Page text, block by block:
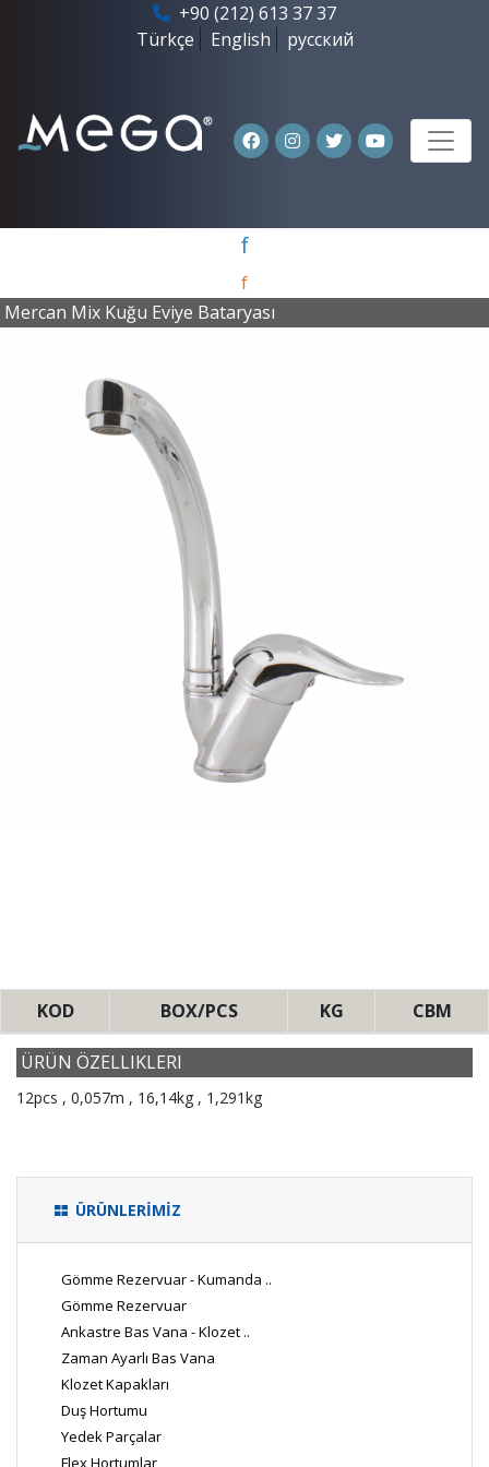
+90 (212) 613 37 37
Türkçe
English русский
f
f
Mercan Mix Kuğu Eviye Bataryası
KOD BOX/PCS KG CBM
ÜRÜN ÖZELLIKLERI
12pcs , 0,057m , 16,14kg , 1,291kg
ÜRÜNLERİMİZ
Gömme Rezervuar - Kumanda ..
Gömme Rezervuar
Ankastre Bas Vana - Klozet ..
Zaman Ayarlı Bas Vana
Klozet Kapakları
Duş Hortumu
Yedek Parçalar
Flex Hortumlar